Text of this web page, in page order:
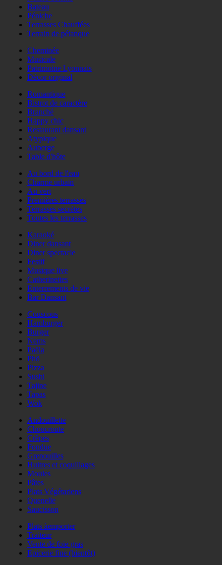
Bateau
Péniche
Terrasses Chauffées
Terrain de pétanque
Cheminée
Musicale
Patrimoine Lyonnais
Décor original
Romantique
Bistrot de caractère
Branché
Happy chic
Restaurant dansant
Atypique
Auberge
Table d'hôte
Au bord de l'eau
Charme urbain
Au vert
Premières terrasses
Terrasses secrètes
Toutes les terrasses
Karaoké
Diner dansant
Diner spectacle
Festif
Musique live
Catherinettes
Enterrements de vie
Bar Dansant
Couscous
Hamburger
Burger
Nems
Paëla
Phö
Pizza
Sushi
Tajine
Tapas
Wok
Andouillette
Choucroute
Crêpes
Fondue
Grenouilles
Huitres et coquillages
Moules
Pâtes
Plats Végétariens
Quenelle
Saucisson
Plats àemporter
Traiteur
Vente de foie gras
Epicerie fine (bientôt)